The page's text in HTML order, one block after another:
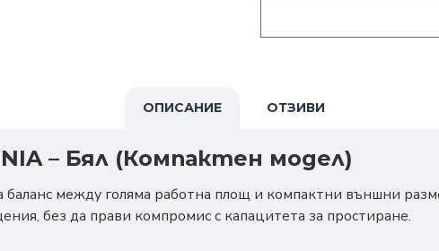
ОПИСАНИЕ ОТЗИВИ
– Бял (Компактен модел)
баланс между голяма работна площ и компактни външни
без да прави компромис с капацитета за простиране.